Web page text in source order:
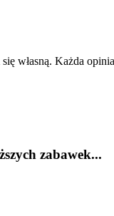
własną. Każda
zabawek...